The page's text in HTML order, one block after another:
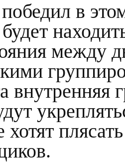
в
между
внутренняя
хотят